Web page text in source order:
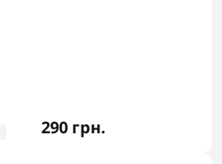
290 грн.